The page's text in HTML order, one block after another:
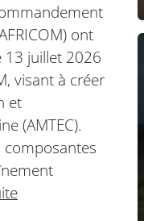
ont
13 juillet 2026
visant à créer
et
(AMTEC).
composantes